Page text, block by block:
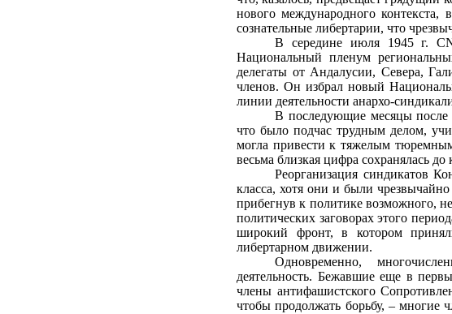
нового международного
сознательные либертарии, что
В середине июля 1945 г.
Национальный пленум
делегаты от Андалусии, Севера,
членов. Он избрал новый
линии деятельности анархо-
В последующие месяцы после
что было подчас трудным делом,
могла привести к тяжелым
весьма близкая цифра сохранялась до
Реорганизация синдикатов
класса, хотя они и были
прибегнув к политике возможного,
политических заговорах этого
широкий фронт, в котором
либертарном движении.
Одновременно,
деятельность. Бежавшие еще в
члены антифашистского
чтобы продолжать борьбу, – многие